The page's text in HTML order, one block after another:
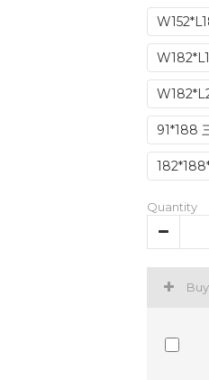
91*188
Quantity